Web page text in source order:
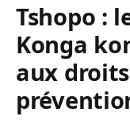
Tshopo :
Konga
aux